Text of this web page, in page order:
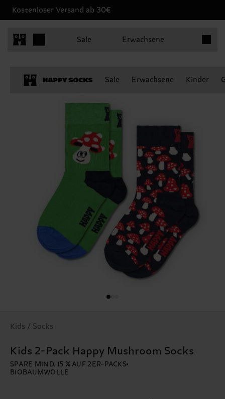
Kostenloser Versand ab 30€
Sale Erwachsene
Sale Erwachsene Kinder
Kids / Socks
Kids 2-Pack Happy Mushroom Socks
SPARE MIND. 15 % AUF 2ER-PACKS
BIOBAUMWOLLE